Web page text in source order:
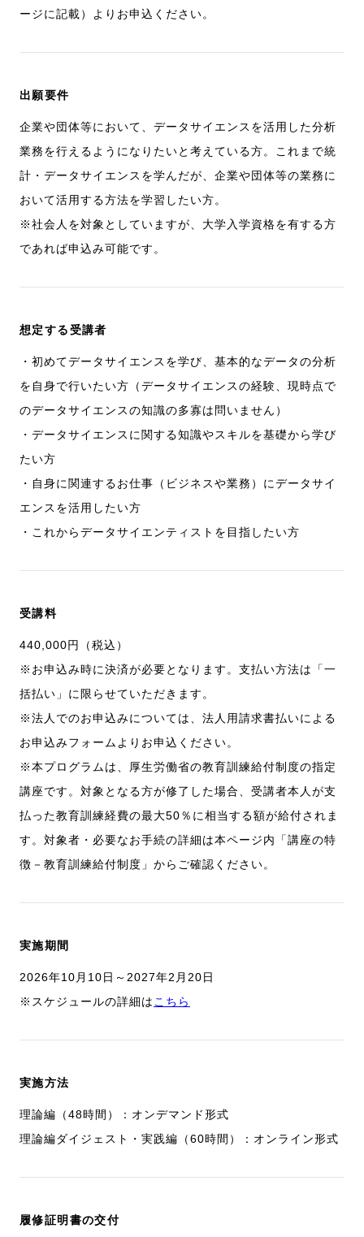
ージに記載）よりお申込ください。
出願要件
企業や団体等において、データサイエンスを活用した分析
業務を行えるようになりたいと考えている方。これまで統
計・データサイエンスを学んだが、企業や団体等の業務に
おいて活用する方法を学習したい方。
※社会人を対象としていますが、大学入学資格を有する方
であれば申込み可能です。
想定する受講者
・初めてデータサイエンスを学び、基本的なデータの分析
を自身で行いたい方（データサイエンスの経験、現時点で
のデータサイエンスの知識の多寡は問いません）
・データサイエンスに関する知識やスキルを基礎から学び
たい方
・自身に関連するお仕事（ビジネスや業務）にデータサイ
エンスを活用したい方
・これからデータサイエンティストを目指したい方
受講料
440,000円（税込）
※お申込み時に決済が必要となります。支払い方法は「一
括払い」に限らせていただきます。
※法人でのお申込みについては、法人用請求書払いによる
お申込みフォームよりお申込ください。
※本プログラムは、厚生労働省の教育訓練給付制度の指定
講座です。対象となる方が修了した場合、受講者本人が支
払った教育訓練経費の最大50％に相当する額が給付されま
す。対象者・必要なお手続の詳細は本ページ内「講座の特
徴－教育訓練給付制度」からご確認ください。
実施期間
2026年10月10日～2027年2月20日
※スケジュールの詳細はこちら
実施方法
理論編（48時間）：オンデマンド形式
理論編ダイジェスト・実践編（60時間）：オンライン形式
履修証明書の交付